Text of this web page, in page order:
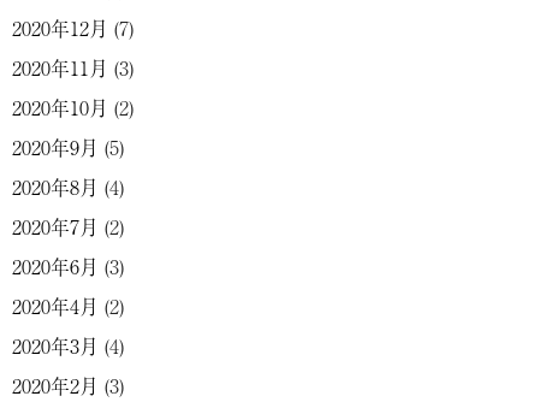
2020年12月 (7)
2020年11月 (3)
2020年10月 (2)
2020年9月 (5)
2020年8月 (4)
2020年7月 (2)
2020年6月 (3)
2020年4月 (2)
2020年3月 (4)
2020年2月 (3)